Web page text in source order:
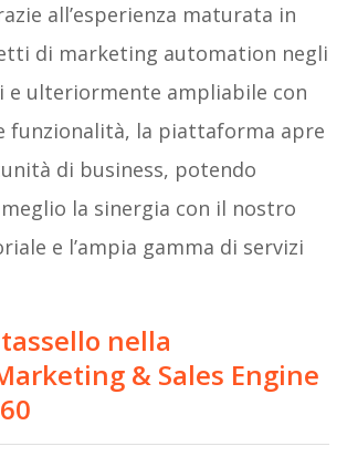
all’esperienza maturata in
di marketing automation negli
e ulteriormente ampliabile con
funzionalità, la piattaforma apre
di business, potendo
la sinergia con il nostro
e l’ampia gamma di servizi
nella
& Sales Engine